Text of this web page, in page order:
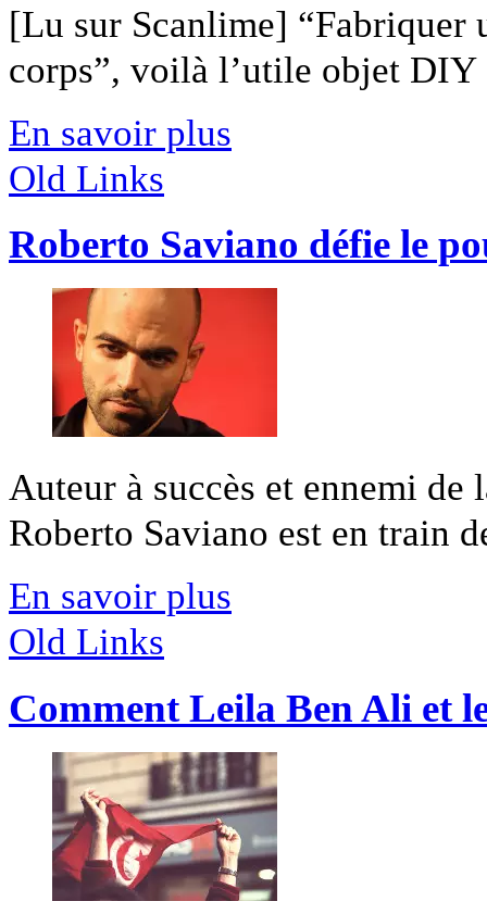
[Lu sur Scanlime] “Fabriquer
corps”, voilà l’utile objet
En savoir plus
Old Links
Roberto Saviano défie le
Auteur à succès et ennemi
Roberto Saviano est en train
En savoir plus
Old Links
Comment Leila Ben Ali et